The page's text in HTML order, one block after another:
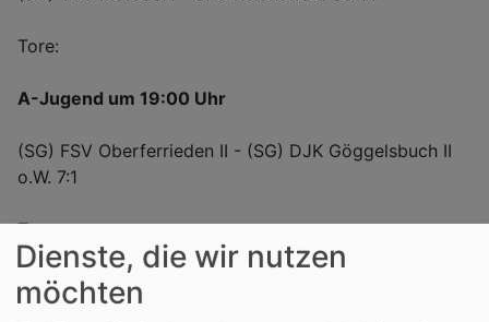
Tore:
A-Jugend um 19:00 Uhr
(SG) FSV Oberferrieden II - (SG) DJK Göggelsbuch II
o.W. 7:1
Tore:
Freitag, 12. 04. 2019
Dienste, die wir nutzen
möchten